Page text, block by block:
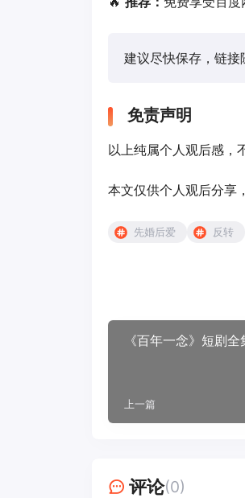
建议尽快保存，链接
免责声明
以上纯属个人观后感，
本文仅供个人观后分享
先婚后爱 反转
《百年一念》短剧
上一篇
评论(0)